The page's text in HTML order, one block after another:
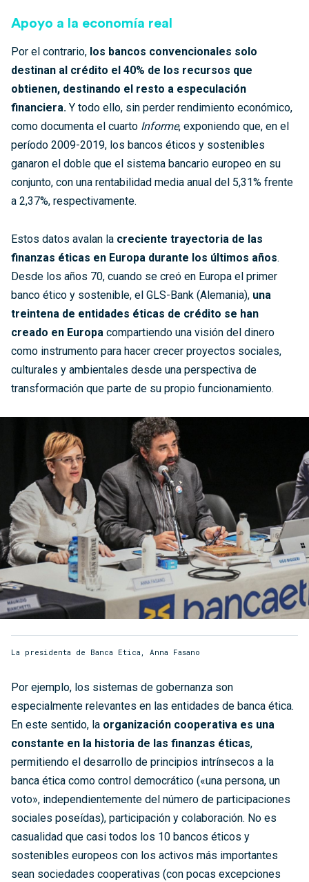
Apoyo a la economía real
Por el contrario, los bancos convencionales solo
destinan al crédito el 40% de los recursos que
obtienen, destinando el resto a especulación
financiera. Y todo ello, sin perder rendimiento económico,
como documenta el cuarto Informe, exponiendo que, en el
período 2009-2019, los bancos éticos y sostenibles
ganaron el doble que el sistema bancario europeo en su
conjunto, con una rentabilidad media anual del 5,31% frente
a 2,37%, respectivamente.
Estos datos avalan la creciente trayectoria de las
finanzas éticas en Europa durante los últimos años.
Desde los años 70, cuando se creó en Europa el primer
banco ético y sostenible, el GLS-Bank (Alemania), una
treintena de entidades éticas de crédito se han
creado en Europa compartiendo una visión del dinero
como instrumento para hacer crecer proyectos sociales,
culturales y ambientales desde una perspectiva de
transformación que parte de su propio funcionamiento.
La presidenta de Banca Etica, Anna Fasano
Por ejemplo, los sistemas de gobernanza son
especialmente relevantes en las entidades de banca ética.
En este sentido, la organización cooperativa es una
constante en la historia de las finanzas éticas,
permitiendo el desarrollo de principios intrínsecos a la
banca ética como control democrático («una persona, un
voto», independientemente del número de participaciones
sociales poseídas), participación y colaboración. No es
casualidad que casi todos los 10 bancos éticos y
sostenibles europeos con los activos más importantes
sean sociedades cooperativas (con pocas excepciones